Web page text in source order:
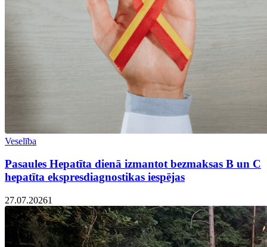
Veselība
Pasaules Hepatīta dienā izmantot bezmaksas B un C
hepatīta ekspresdiagnostikas iespējas
27.07.20261